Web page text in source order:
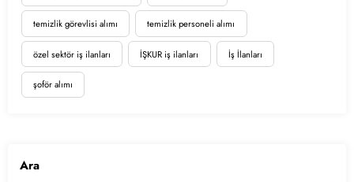
temizlik görevlisi alımı temizlik personeli alımı
özel sektör iş ilanları İŞKUR iş ilanları İş İlanları
şoför alımı
Ara